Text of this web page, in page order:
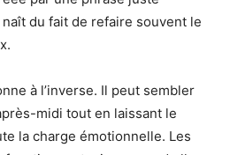
du fait de refaire souvent le
à l’inverse. Il peut sembler
midi tout en laissant le
la charge émotionnelle. Les